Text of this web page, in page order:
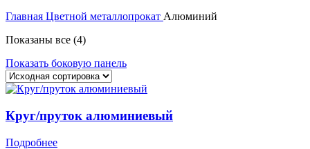
Главная Цветной металлопрокат Алюминий
Показаны все (4)
Показать боковую панель
Круг/пруток алюминиевый
Подробнее